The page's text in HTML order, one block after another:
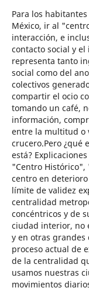
Para los
México, ir al
interacción, e
contacto social y
representa tanto
social como del
colectivos
compartir el ocio
tomando un café,
información,
entre la multitud o
crucero.Pero ¿qué
está?
"Centro
centro en
límite de validez
centralidad
concéntricos y de
ciudad interior, no
y en otras
proceso actual de
de la centralidad
usamos nuestras
movimientos